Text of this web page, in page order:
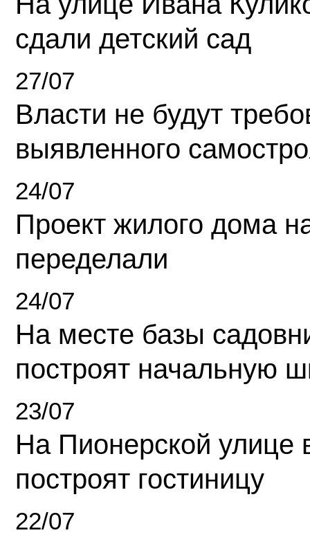
сдали детский сад
27/07
Власти не будут
выявленного
24/07
Проект жилого дома
переделали
24/07
На месте базы
построят начальную
23/07
На Пионерской улице
построят гостиницу
22/07